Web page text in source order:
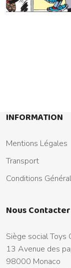
INFORMATION
Mentions Légales
Transport
Conditions
Nous Contacter
Siège social Toys
13 Avenue des
98000 Monaco